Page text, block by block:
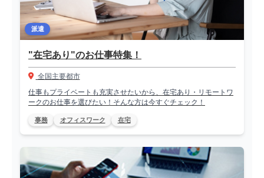
派遣
"在宅あり"のお仕事特集！
全国主要都市
仕事もプライベートも充実させたいから、在宅あり・リモートワ
ークのお仕事を選びたい！そんな方は今すぐチェック！
事務 オフィスワーク 在宅